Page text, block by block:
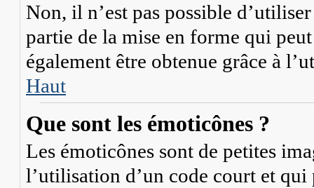
Non, il n’est pas possible
partie de la mise en forme qui
également être obtenue grâce à
Haut
Que sont les émoticônes ?
Les émoticônes sont de petites
l’utilisation d’un code court et qui